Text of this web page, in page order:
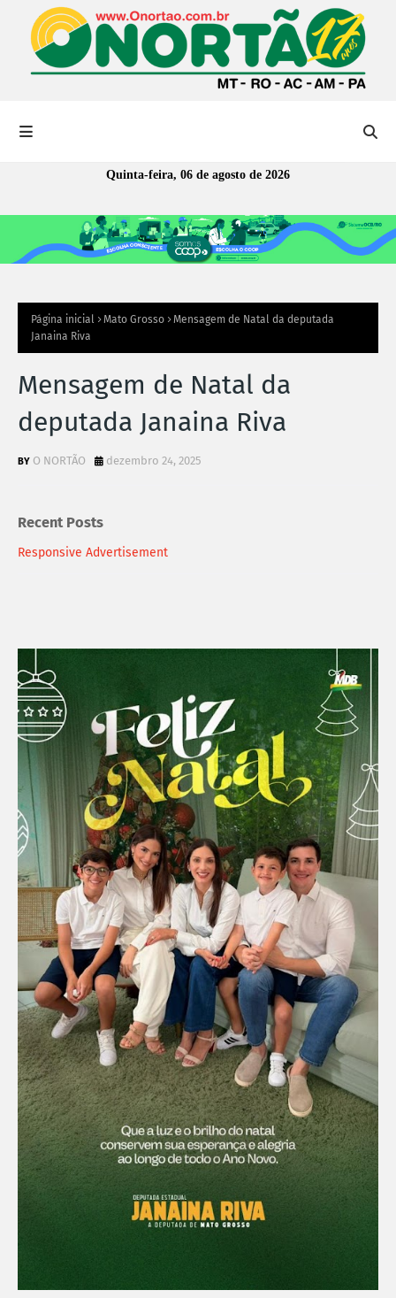
Quinta-feira, 06 de agosto de 2026
Página inicial Mato Grosso
Mensagem de Natal da deputada
Janaina Riva
Mensagem de Natal da
deputada Janaina Riva
O NORTÃO dezembro 24, 2025
Recent Posts
Responsive Advertisement